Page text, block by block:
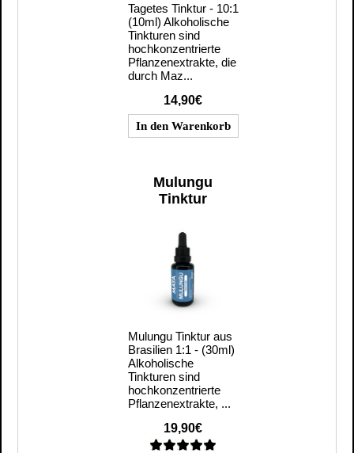
Tagetes Tinktur - 10:1
(10ml) Alkoholische
Tinkturen sind
hochkonzentrierte
Pflanzenextrakte, die
durch Maz...
14,90€
Mulungu
Tinktur
Mulungu Tinktur aus
Brasilien 1:1 - (30ml)
Alkoholische
Tinkturen sind
hochkonzentrierte
Pflanzenextrakte, ...
19,90€